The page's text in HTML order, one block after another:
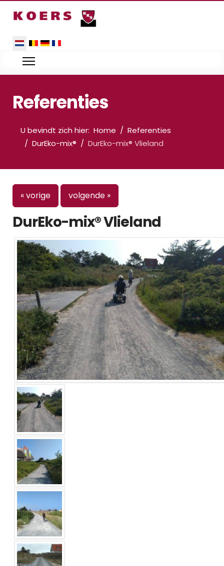
Selecteer de taal
Referenties
U bevindt zich hier: Home
Referenties
DurEko-mix®
DurEko-mix® Vlieland
« vorige volgende »
DurEko-mix® Vlieland